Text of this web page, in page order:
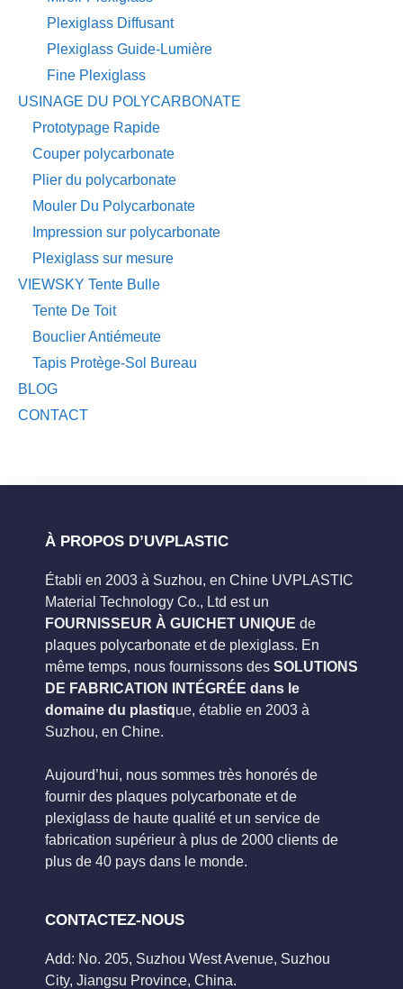
Plexiglass Diffusant
Plexiglass Guide-Lumière
Fine Plexiglass
USINAGE DU POLYCARBONATE
Prototypage Rapide
Couper polycarbonate
Plier du polycarbonate
Mouler Du Polycarbonate
Impression sur polycarbonate
Plexiglass sur mesure
VIEWSKY Tente Bulle
Tente De Toit
Bouclier Antiémeute
Tapis Protège-Sol Bureau
BLOG
CONTACT
À PROPOS D’UVPLASTIC
Établi en 2003 à Suzhou, en Chine UVPLASTIC
Material Technology Co., Ltd est un
FOURNISSEUR À GUICHET UNIQUE de
plaques polycarbonate et de plexiglass. En
même temps, nous fournissons des SOLUTIONS
DE FABRICATION INTÉGRÉE dans le
domaine du plastique, établie en 2003 à
Suzhou, en Chine.
Aujourd’hui, nous sommes très honorés de
fournir des plaques polycarbonate et de
plexiglass de haute qualité et un service de
fabrication supérieur à plus de 2000 clients de
plus de 40 pays dans le monde.
CONTACTEZ-NOUS
Add: No. 205, Suzhou West Avenue, Suzhou
City, Jiangsu Province, China.